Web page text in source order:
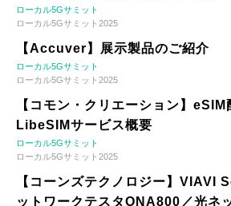
ローカル5Gサミット
ローカル5Gサミット2025
【Accuver】展示製品のご紹介
ローカル5Gサミット
ローカル5Gサミット2025
【コモン・クリエーション】
LibeSIMサービス概要
ローカル5Gサミット
ローカル5Gサミット2025
【コーンズテクノロジー】
ットワークテスタONA800／光ネ